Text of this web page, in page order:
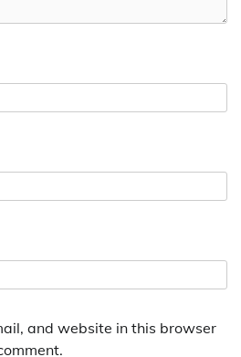
and website in this browser